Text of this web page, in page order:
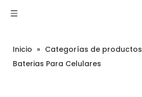
Inicio » Categorías de productos
Baterias Para Celulares